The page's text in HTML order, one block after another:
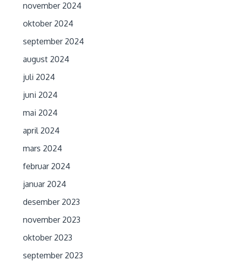
november 2024
oktober 2024
september 2024
august 2024
juli 2024
juni 2024
mai 2024
april 2024
mars 2024
februar 2024
januar 2024
desember 2023
november 2023
oktober 2023
september 2023